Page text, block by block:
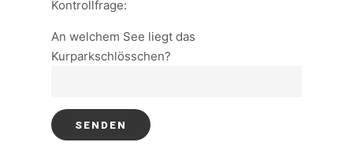
Kontrollfrage:
An welchem See liegt das
Kurparkschlösschen?